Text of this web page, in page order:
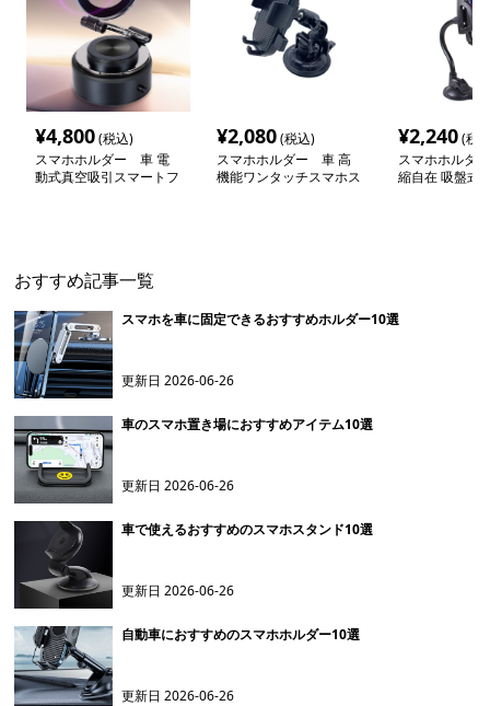
¥4,800(税込)
スマホホルダー 車 電
動式真空吸引スマートフ
¥2,080(税込)
スマホホルダー 車 高
機能ワンタッチスマホス
¥2,240(税
スマホホルダ
縮自在 吸盤式
おすすめ記事一覧
スマホを車に固定できるおすすめホルダー10選
更新日2026-06-26
車のスマホ置き場におすすめアイテム10選
更新日2026-06-26
車で使えるおすすめのスマホスタンド10選
更新日2026-06-26
自動車におすすめのスマホホルダー10選
更新日2026-06-26